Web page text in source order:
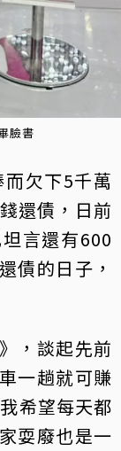
臉書
欠下5千萬
還債，日前
言還有600
債的日子，
，談起先前
一趟就可賺
希望每天都
耍廢也是一